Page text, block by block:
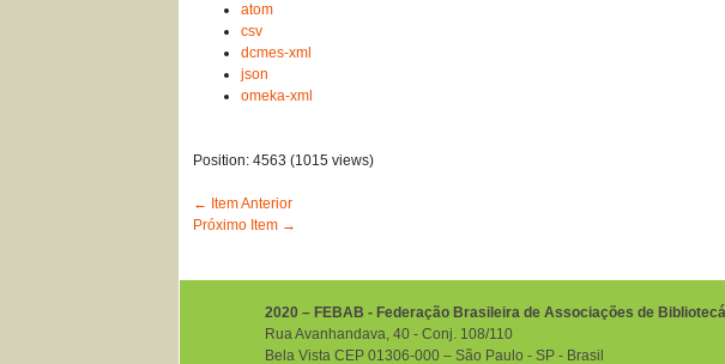
atom
csv
dcmes-xml
json
omeka-xml
Position:4563 (1015 views)
← Item Anterior
Próximo Item →
2020 – FEBAB - Federação Brasileira de Associações de
Rua Avanhandava, 40 ‐ Conj. 108/110
Bela Vista CEP 01306-000 – São Paulo ‐ SP ‐ Brasil